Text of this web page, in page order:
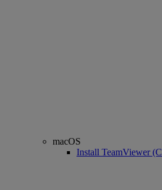
macOS
Install TeamViewer